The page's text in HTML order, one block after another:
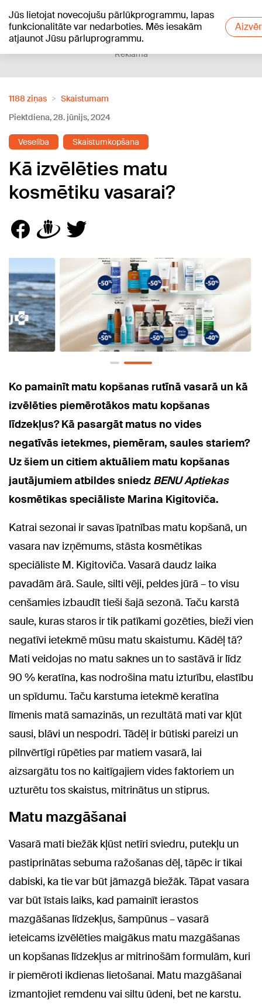
Jūs lietojat novecojušu pārlūkprogrammu, lapas
funkcionalitāte var nedarboties. Mēs iesakām
atjaunot Jūsu pārluprogrammu.
+27°C
Reklāma
1188 ziņas
Skaistumam
Piektdiena, 28. jūnijs, 2024
Veselība Skaistumkopšana
Kā izvēlēties matu
kosmētiku vasarai?
Ko pamainīt matu kopšanas rutīnā vasarā un kā
izvēlēties piemērotākos matu kopšanas
līdzekļus? Kā pasargāt matus no vides
negatīvās ietekmes, piemēram, saules stariem?
Uz šiem un citiem aktuāliem matu kopšanas
jautājumiem atbildes sniedz BENU Aptiekas
kosmētikas speciāliste Marina Kigitoviča.
Katrai sezonai ir savas īpatnības matu kopšanā, un
vasara nav izņēmums, stāsta kosmētikas
speciāliste M. Kigitoviča. Vasarā daudz laika
pavadām ārā. Saule, silti vēji, peldes jūrā – to visu
cenšamies izbaudīt tieši šajā sezonā. Taču karstā
saule, kuras staros ir tik patīkami gozēties, bieži vien
negatīvi ietekmē mūsu matu skaistumu. Kādēļ tā?
Mati veidojas no matu saknes un to sastāvā ir līdz
90 % keratīna, kas nodrošina matu izturību, elastību
un spīdumu. Taču karstuma ietekmē keratīna
līmenis matā samazinās, un rezultātā mati var kļūt
sausi, blāvi un nespodri. Tādēļ ir būtiski pareizi un
pilnvērtīgi rūpēties par matiem vasarā, lai
aizsargātu tos no kaitīgajiem vides faktoriem un
uzturētu tos skaistus, mitrinātus un stiprus.
Matu mazgāšanai
Vasarā mati biežāk kļūst netīri sviedru, putekļu un
pastiprinātas sebuma ražošanas dēļ, tāpēc ir tikai
dabiski, ka tie var būt jāmazgā biežāk. Tāpat vasara
var būt īstais laiks, kad pamainīt ierastos
mazgāšanas līdzekļus, šampūnus – vasarā
ieteicams izvēlēties maigākus matu mazgāšanas
un kopšanas līdzekļus ar mitrinošām formulām, kuri
ir piemēroti ikdienas lietošanai. Matu mazgāšanai
izmantojiet remdenu vai siltu ūdeni, bet ne karstu.